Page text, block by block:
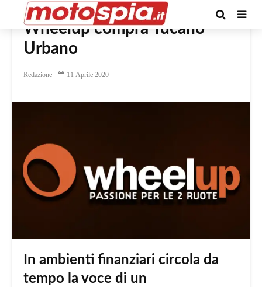
Wheelup compra Tucano
Urbano
Redazione 11 Aprile 2020
In ambienti finanziari circola da
tempo la voce di un